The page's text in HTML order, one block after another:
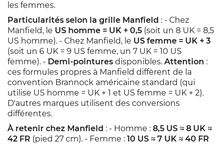
les femmes.
Particularités selon la grille Manfield : - Chez
Manfield, le US homme = UK + 0,5 (soit un 8 UK = 8,5
US homme). - Chez Manfield, le US femme = UK + 3
(soit un 6 UK = 9 US femme, un 7 UK = 10 US
femme). - Demi-pointures disponibles. Attention :
ces formules propres à Manfield diffèrent de la
convention Brannock américaine standard (qui
utilise US homme = UK + 1 et US femme = UK + 2).
D'autres marques utilisent des conversions
différentes.
À retenir chez Manfield : - Homme : 8,5 US ≈ 8 UK ≈
42 FR (pied 27 cm). - Femme : 10 US ≈ 7 UK ≈ 40 FR